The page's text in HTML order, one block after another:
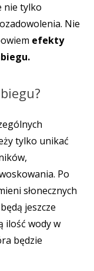
nie tylko
Nie
efekty
tylko unikać
Po
słonecznych
jeszcze
ilość wody w
będzie